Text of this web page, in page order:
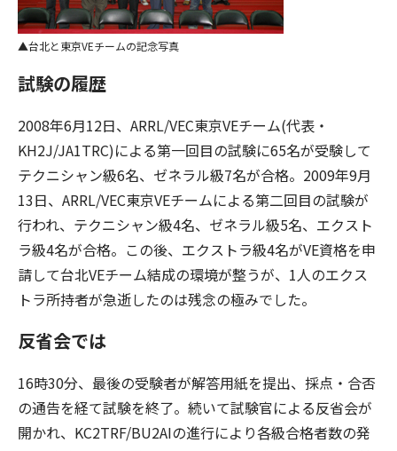
台北と東京VEチームの記念写真
試験の履歴
2008年6月12日、ARRL/VEC東京VEチーム(代表・
KH2J/JA1TRC)による第一回目の試験に65名が受験して
テクニシャン級6名、ゼネラル級7名が合格。2009年9月
13日、ARRL/VEC東京VEチームによる第二回目の試験が
行われ、テクニシャン級4名、ゼネラル級5名、エクスト
ラ級4名が合格。この後、エクストラ級4名がVE資格を申
請して台北VEチーム結成の環境が整うが、1人のエクス
トラ所持者が急逝したのは残念の極みでした。
反省会では
16時30分、最後の受験者が解答用紙を提出、採点・合否
の通告を経て試験を終了。続いて試験官による反省会が
開かれ、KC2TRF/BU2AIの進行により各級合格者数の発